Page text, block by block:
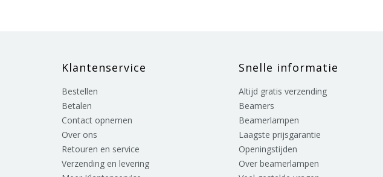
Klantenservice
Bestellen
Betalen
Contact opnemen
Over ons
Retouren en service
Verzending en levering
Snelle informatie
Altijd gratis verzending
Beamers
Beamerlampen
Laagste prijsgarantie
Openingstijden
Over beamerlampen